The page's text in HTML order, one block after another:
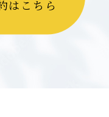
はこちら